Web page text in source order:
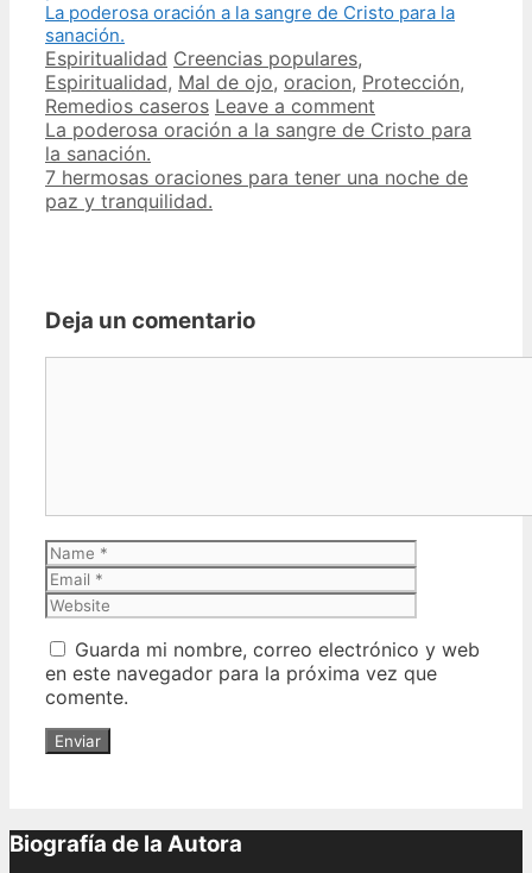
La poderosa oración a la sangre de Cristo para la
sanación.
Categories
Espiritualidad Tags
Creencias populares,
Espiritualidad, Mal de ojo, oracion, Protección,
Remedios caseros Leave a comment
Post
navigation
La poderosa oración a la sangre de Cristo para
la sanación.
7 hermosas oraciones para tener una noche de
paz y tranquilidad.
Deja un comentario
Name
Guarda mi nombre, correo electrónico y web
en este navegador para la próxima vez que
comente.
Biografía de la Autora